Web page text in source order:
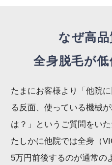
なぜ高
全身脱毛が
たまにお客様より「他院
る反面、使っている機械
は？」というご質問をい
たしかに他院では全身（
5万円前後するのが通常の